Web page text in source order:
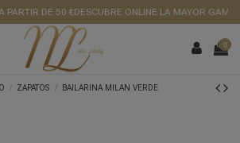
DE 50 €DESCUBRE ONLINE LA MAYOR GAMA
0
ZAPATOS BAILARINA MILAN VERDE